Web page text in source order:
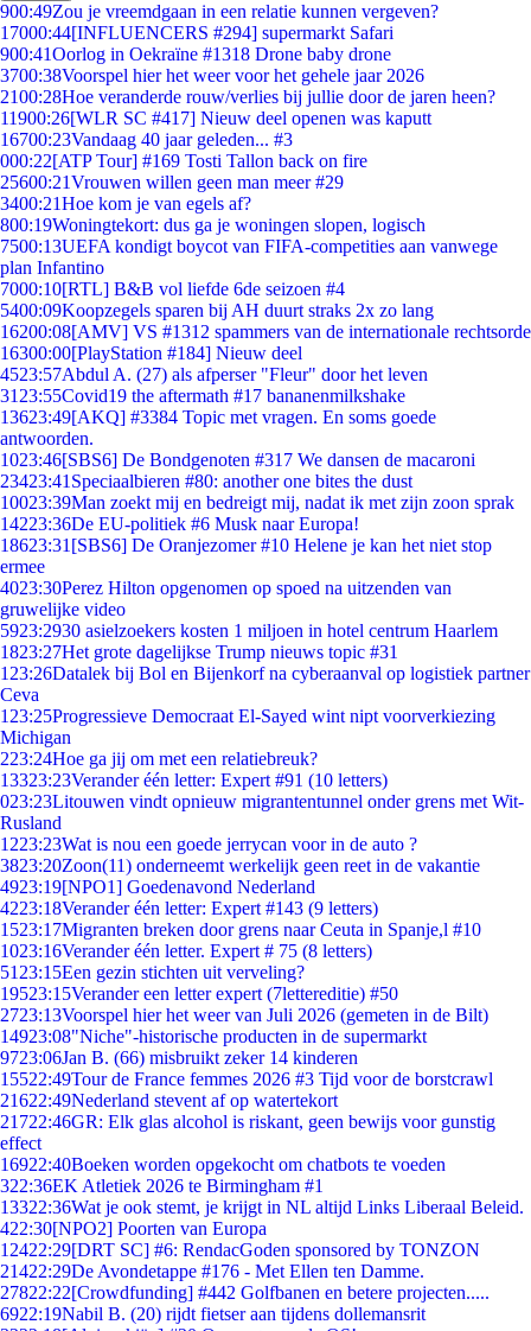
900:49Zou je vreemdgaan in een relatie kunnen vergeven?
17000:44[INFLUENCERS #294] supermarkt Safari
900:41Oorlog in Oekraïne #1318 Drone baby drone
3700:38Voorspel hier het weer voor het gehele jaar 2026
2100:28Hoe veranderde rouw/verlies bij jullie door de jaren heen?
11900:26[WLR SC #417] Nieuw deel openen was kaputt
16700:23Vandaag 40 jaar geleden... #3
000:22[ATP Tour] #169 Tosti Tallon back on fire
25600:21Vrouwen willen geen man meer #29
3400:21Hoe kom je van egels af?
800:19Woningtekort: dus ga je woningen slopen, logisch
7500:13UEFA kondigt boycot van FIFA-competities aan vanwege
plan Infantino
7000:10[RTL] B&B vol liefde 6de seizoen #4
5400:09Koopzegels sparen bij AH duurt straks 2x zo lang
16200:08[AMV] VS #1312 spammers van de internationale rechtsorde
16300:00[PlayStation #184] Nieuw deel
4523:57Abdul A. (27) als afperser "Fleur" door het leven
31 23:55Covid19 the aftermath #17 bananenmilkshake
13623:49[AKQ] #3384 Topic met vragen. En soms goede
antwoorden.
1023:46[SBS6] De Bondgenoten #317 We dansen de macaroni
23423:41 Speciaalbieren #80: another one bites the dust
10023:39Man zoekt mij en bedreigt mij, nadat ik met zijn zoon sprak
14223:36De EU-politiek #6 Musk naar Europa!
18623:31 [SBS6] De Oranjezomer #10 Helene je kan het niet stop
ermee
4023:30Perez Hilton opgenomen op spoed na uitzenden van
gruwelijke video
5923:2930 asielzoekers kosten 1 miljoen in hotel centrum Haarlem
1823:27Het grote dagelijkse Trump nieuws topic #31
1 23:26Datalek bij Bol en Bijenkorf na cyberaanval op logistiek partner
Ceva
1 23:25Progressieve Democraat El-Sayed wint nipt voorverkiezing
Michigan
223:24Hoe ga jij om met een relatiebreuk?
13323:23Verander één letter: Expert #91 (10 letters)
023:23Litouwen vindt opnieuw migrantentunnel onder grens met Wit-
Rusland
1223:23Wat is nou een goede jerrycan voor in de auto ?
3823:20Zoon(11) onderneemt werkelijk geen reet in de vakantie
4923:19[NPO1] Goedenavond Nederland
4223:18Verander één letter: Expert #143 (9 letters)
1523:17Migranten breken door grens naar Ceuta in Spanje,l #10
1023:16Verander één letter. Expert # 75 (8 letters)
51 23:15Een gezin stichten uit verveling?
19523:15Verander een letter expert (7lettereditie) #50
2723:13Voorspel hier het weer van Juli 2026 (gemeten in de Bilt)
14923:08"Niche"-historische producten in de supermarkt
9723:06Jan B. (66) misbruikt zeker 14 kinderen
15522:49Tour de France femmes 2026 #3 Tijd voor de borstcrawl
21622:49Nederland stevent af op watertekort
21722:46GR: Elk glas alcohol is riskant, geen bewijs voor gunstig
effect
16922:40Boeken worden opgekocht om chatbots te voeden
322:36EK Atletiek 2026 te Birmingham #1
13322:36Wat je ook stemt, je krijgt in NL altijd Links Liberaal Beleid.
422:30[NPO2] Poorten van Europa
12422:29[DRT SC] #6: RendacGoden sponsored by TONZON
21422:29De Avondetappe #176 - Met Ellen ten Damme.
27822:22[Crowdfunding] #442 Golfbanen en betere projecten.....
6922:19Nabil B. (20) rijdt fietser aan tijdens dollemansrit